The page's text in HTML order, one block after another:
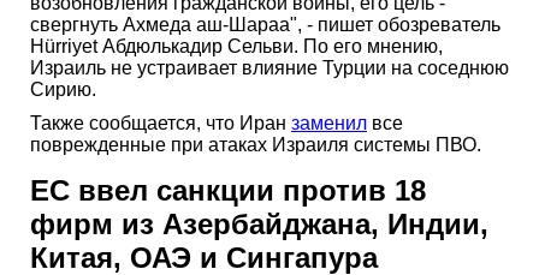
свергнуть Ахмеда аш-Шараа", - пишет обозреватель
Hürriyet Абдюлькадир Сельви. По его мнению,
Израиль не устраивает влияние Турции на соседнюю
Сирию.
Также сообщается, что Иран заменил все
поврежденные при атаках Израиля системы ПВО.
ЕС ввел санкции против 18
фирм из Азербайджана, Индии,
Китая, ОАЭ и Сингапура